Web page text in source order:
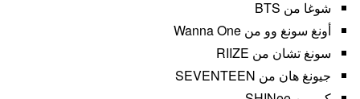
شوغا من BTS
أونغ سونغ وو من Wanna One
سونغ تشان من RIIZE
جيونغ هان من SEVENTEEN